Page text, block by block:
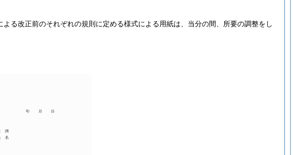
る改正前のそれぞれの規則に定める様式による用紙は、当分の間、所要の調整をし